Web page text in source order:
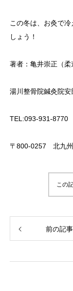
この冬は、お灸で
しょう！
著者：亀井崇正（柔
湯川整骨院鍼灸院安
TEL:093-931-8770
〒800-0257 北九
この
前の記事